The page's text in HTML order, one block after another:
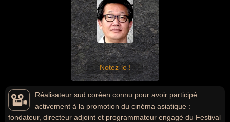
Notez-le !
Réalisateur sud coréen connu pour avoir participé
activement à la promotion du cinéma asiatique :
fondateur, directeur adjoint et programmateur engagé du Festival